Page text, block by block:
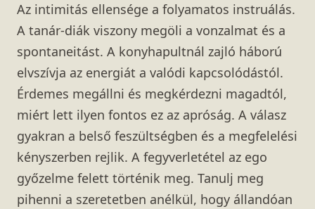
Az intimitás ellensége a folyamatos instruálás.
A tanár-diák viszony megöli a vonzalmat és a
spontaneitást. A konyhapultnál zajló háború
elvszívja az energiát a valódi kapcsolódástól.
Érdemes megállni és megkérdezni magadtól,
miért lett ilyen fontos ez az apróság. A válasz
gyakran a belső feszültségben és a megfelelési
kényszerben rejlik. A fegyverletétel az ego
győzelme felett történik meg. Tanulj meg
pihenni a szeretetben anélkül, hogy állandóan